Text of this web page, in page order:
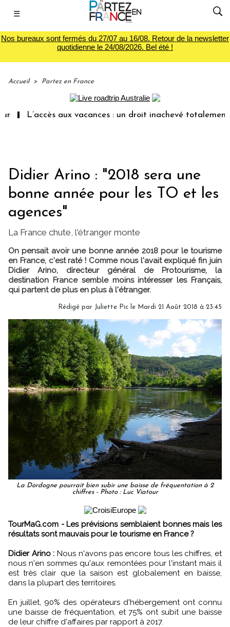
☰
Nos bureaux sont fermés du 27/07 au 16/08. Retour de la newsletter
quotidienne le 24/08/2026. Bel été !
Accueil > Partez en France
aux vacances : un droit inachevé totalement
Didier Arino : "2018 sera une
bonne année pour les TO et les
agences"
La France chute, l'étranger monte
On pensait avoir une bonne année 2018 pour le tourisme
en France, c'est raté ! Comme nous l'avait expliqué fin juin
Didier Arino, directeur général de Protourisme, la
destination France semble moins intéresser les Français,
qui partent de plus en plus à l'étranger.
Rédigé par Juliette Pic le Mardi 21 Août 2018 à 23:45
La Dordogne pourrait bien subir une baisse de fréquentation à 2
chiffres - Photo : Luc Viatour
TourMaG.com - Les prévisions semblaient bonnes mais les
résultats sont mauvais pour le tourisme en France ?
Didier Arino : Nous n'avons pas encore tous les chiffres, et
nous n'en sommes qu'aux remontées pour l'instant mais il
est très clair que la saison est globalement en baisse,
dans la plupart des territoires.
En juillet, 90% des opérateurs d'hébergement ont connu
une baisse de fréquentation, et 75% ont subit une baisse
de leur chiffre d'affaires par rapport à 2017.